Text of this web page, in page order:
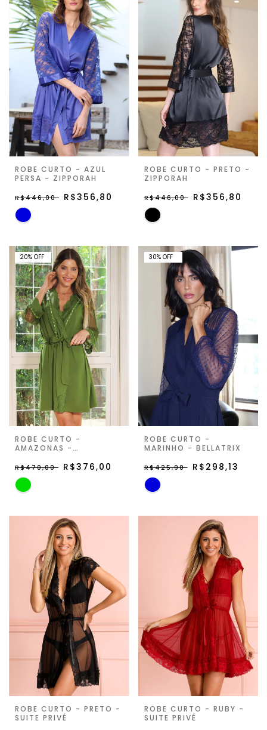
ROBE CURTO - AZUL
PERSA - ZIPPORAH
R$446,00 R$356,80
ROBE CURTO - PRETO -
ZIPPORAH
R$446,00 R$356,80
20%OFF
20% OFF
ROBE CURTO -
AMAZONAS -
R$470,00 R$376,00
30% OFF
30% OFF
ROBE CURTO -
MARINHO - BELLATRIX
R$425,90 R$298,13
ROBE CURTO - PRETO -
SUITE PRIVÉ
ROBE CURTO - RUBY -
SUITE PRIVÉ